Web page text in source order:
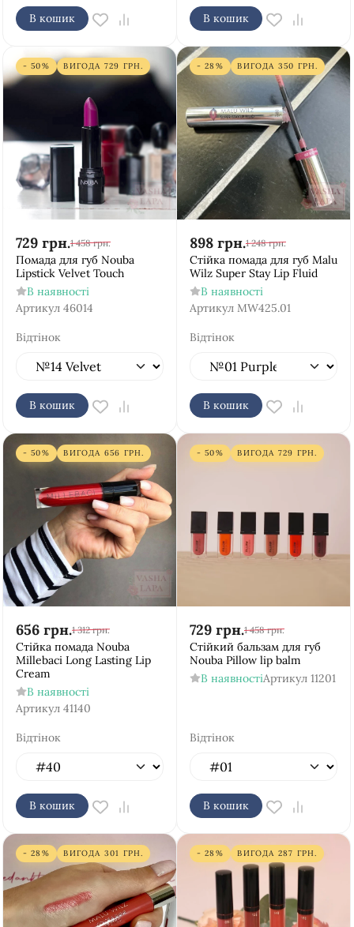
В кошик В кошик
- 50% ВИГОДА 729 ГРН.
729 грн.1 458 грн.
Помада для губ Nouba
Lipstick Velvet Touch
В наявності
Артикул 46014
Відтінок
В кошик
- 28% ВИГОДА 350 ГРН.
898 грн.1 248 грн.
Стійка помада для губ Malu
Wilz Super Stay Lip Fluid
В наявності
Артикул MW425.01
Відтінок
В кошик
- 50% ВИГОДА 656 ГРН.
656 грн.1 312 грн.
Стійка помада Nouba
Millebaci Long Lasting Lip
Cream
В наявності
Артикул 41140
Відтінок
В кошик
- 50% ВИГОДА 729 ГРН.
729 грн.1 458 грн.
Стійкий бальзам для губ
Nouba Pillow lip balm
В наявностіАртикул 11201
Відтінок
В кошик
- 28% ВИГОДА 301 ГРН. - 28% ВИГОДА 287 ГРН.